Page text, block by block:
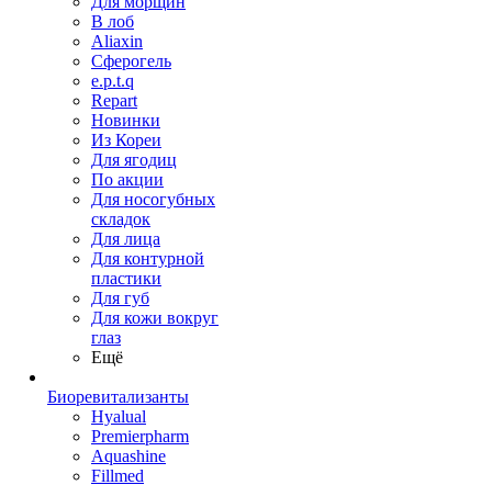
В лоб
Aliaxin
Сферогель
e.p.t.q
Repart
Новинки
Из Кореи
Для ягодиц
По акции
Для носогубных
складок
Для лица
Для контурной
пластики
Для губ
Для кожи вокруг
глаз
Ещё
Биоревитализанты
Hyalual
Premierpharm
Aquashine
Fillmed